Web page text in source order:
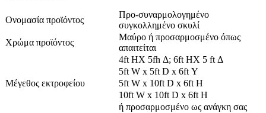
Ονομασία προϊόντος
Προ-συναρμολογημένο
συγκολλημένο σκυλί
Χρώμα προϊόντος
Μαύρο ή προσαρμοσμένο όπως
απαιτείται
Μέγεθος εκτροφείου
4ft HX 5fh Δ; 6ft HX 5 ft Δ
5ft W x 5ft D x 6ft Υ
5ft W x 10ft D x 6ft H
10ft W x 10ft D x 6ft H
ή προσαρμοσμένο ως ανάγκη σας